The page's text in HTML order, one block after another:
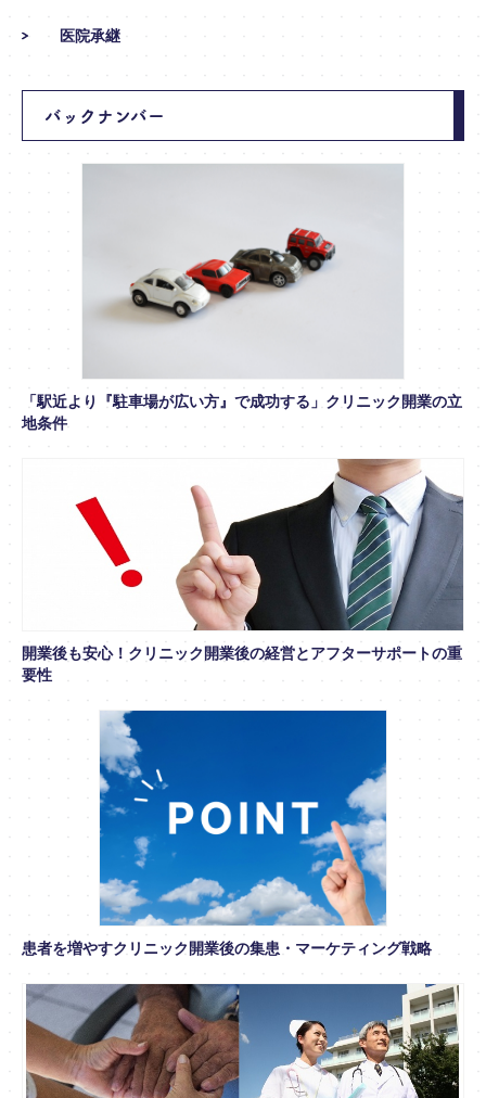
医院承継
バックナンバー
「駅近より『駐車場が広い方』で成功する」クリニック開業の立
地条件
開業後も安心！クリニック開業後の経営とアフターサポートの重
要性
患者を増やすクリニック開業後の集患・マーケティング戦略